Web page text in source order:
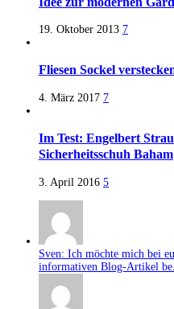
19. Oktober 2013 7
Fliesen Sockel
4. März 2017 7
Im Test: Engelbert
Sicherheitsschuh Baham
3. April 2016 5
Sven: Ich möchte mich bei
informativen Blog-Artikel